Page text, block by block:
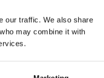
our traffic. We also share
may combine it with
Här kan
beläget på en
som 5000 år